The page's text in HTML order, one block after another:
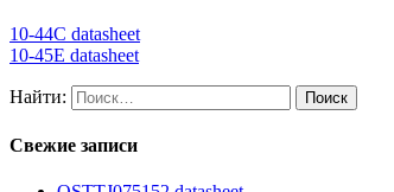
10-44C datasheet
10-45E datasheet
Найти:
Свежие записи